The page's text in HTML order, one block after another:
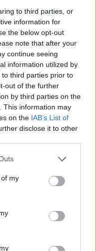
to third parties, or
information for
the below opt-out
note that after your
continue seeing
information utilized by
third parties prior to
out of the further
by third parties on the
This information may
on the IAB’s List of
disclose it to other
my
Presenze a
voto